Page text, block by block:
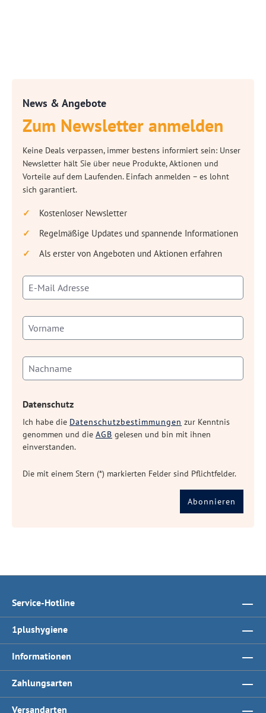
News & Angebote
Zum Newsletter anmelden
Keine Deals verpassen, immer bestens informiert sein: Unser
Newsletter hält Sie über neue Produkte, Aktionen und
Vorteile auf dem Laufenden. Einfach anmelden – es lohnt
sich garantiert.
Kostenloser Newsletter
Regelmäßige Updates und spannende Informationen
Als erster von Angeboten und Aktionen erfahren
Datenschutz
Ich habe die Datenschutzbestimmungen zur Kenntnis
genommen und die AGB gelesen und bin mit ihnen
einverstanden.
Die mit einem Stern (*) markierten Felder sind Pflichtfelder.
Abonnieren
Service-Hotline
1plushygiene
Informationen
Zahlungsarten
Versandarten